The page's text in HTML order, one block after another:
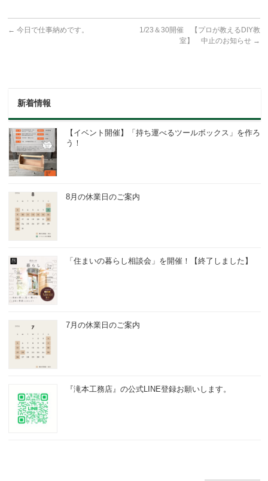
← 今日で仕事納めです。
1/23＆30開催 【プロが教えるDIY教
室】 中止のお知らせ →
新着情報
【イベント開催】「持ち運べるツールボックス」を作ろ
う！
8月の休業日のご案内
「住まいの暮らし相談会」を開催！【終了しました】
7月の休業日のご案内
『滝本工務店』の公式LINE登録お願いします。